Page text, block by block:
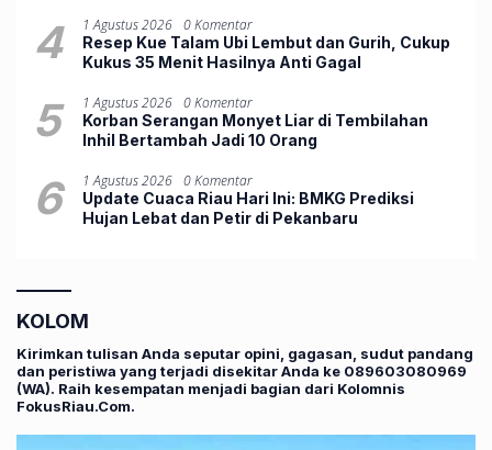
4 1 Agustus 2026 0 Komentar
Resep Kue Talam Ubi Lembut dan Gurih, Cukup
Kukus 35 Menit Hasilnya Anti Gagal
5 1 Agustus 2026 0 Komentar
Korban Serangan Monyet Liar di Tembilahan
Inhil Bertambah Jadi 10 Orang
6 1 Agustus 2026 0 Komentar
Update Cuaca Riau Hari Ini: BMKG Prediksi
Hujan Lebat dan Petir di Pekanbaru
KOLOM
Kirimkan tulisan Anda seputar opini, gagasan, sudut pandang
dan peristiwa yang terjadi disekitar Anda ke 089603080969
(WA). Raih kesempatan menjadi bagian dari Kolomnis
FokusRiau.Com.